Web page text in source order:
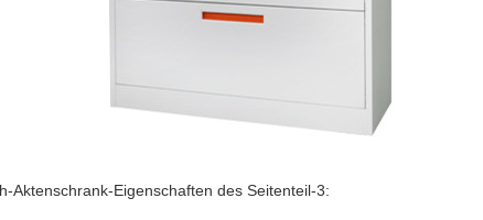
Aktenschrank-Eigenschaften des Seitenteil-3: